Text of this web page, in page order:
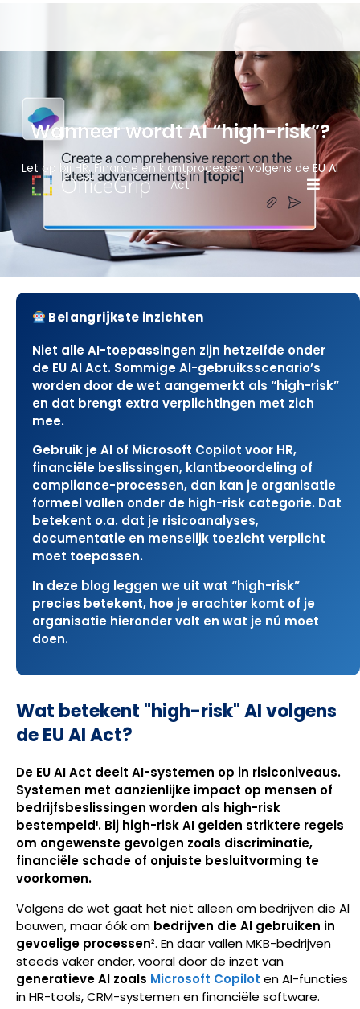
Wanneer wordt AI “high-risk”?
Let op bij HR, Finance en klantprocessen volgens de EU AI
Act
Belangrijkste inzichten
Niet alle AI-toepassingen zijn hetzelfde onder
de EU AI Act. Sommige AI-gebruiksscenario’s
worden door de wet aangemerkt als “high-risk”
en dat brengt extra verplichtingen met zich
mee.
Gebruik je AI of Microsoft Copilot voor HR,
financiële beslissingen, klantbeoordeling of
compliance-processen, dan kan je organisatie
formeel vallen onder de high-risk categorie. Dat
betekent o.a. dat je risicoanalyses,
documentatie en menselijk toezicht verplicht
moet toepassen.
In deze blog leggen we uit wat “high-risk”
precies betekent, hoe je erachter komt of je
organisatie hieronder valt en wat je nú moet
doen.
Wat betekent "high-risk" AI volgens
de EU AI Act?
De EU AI Act deelt AI-systemen op in risiconiveaus.
Systemen met aanzienlijke impact op mensen of
bedrijfsbeslissingen worden als high-risk
bestempeld¹. Bij high-risk AI gelden striktere regels
om ongewenste gevolgen zoals discriminatie,
financiële schade of onjuiste besluitvorming te
voorkomen.
Volgens de wet gaat het niet alleen om bedrijven die AI
bouwen, maar óók om bedrijven die AI gebruiken in
gevoelige processen². En daar vallen MKB-bedrijven
steeds vaker onder, vooral door de inzet van
generatieve AI zoals Microsoft Copilot en AI-functies
in HR-tools, CRM-systemen en financiële software.